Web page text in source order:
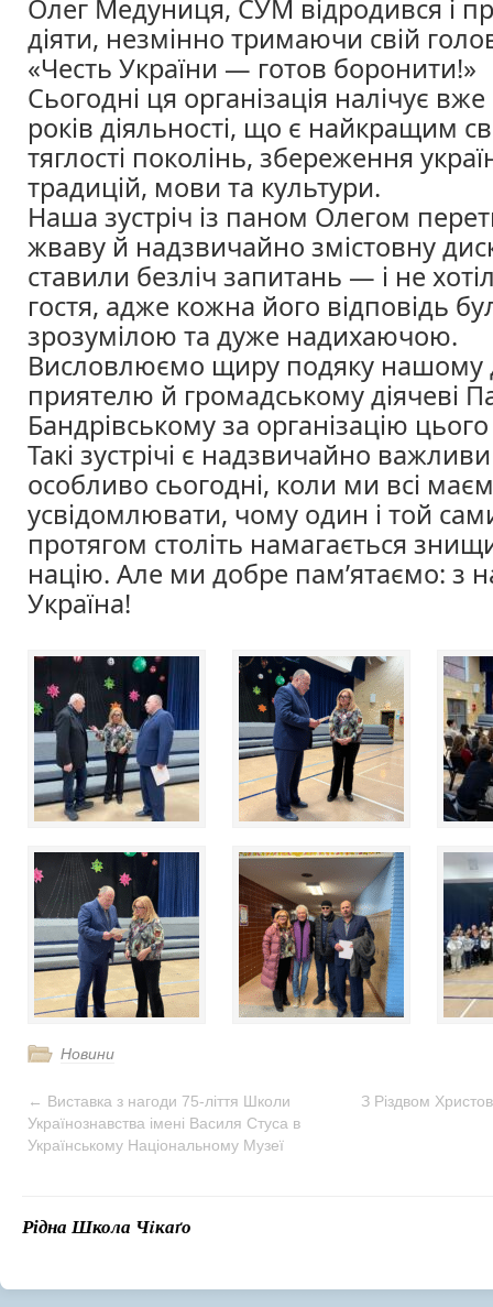
Олег Медуниця, СУМ відродився і
діяти, незмінно тримаючи свій
«Честь України — готов боронити!»
Сьогодні ця організація налічує
років діяльності, що є найкращим
тяглості поколінь, збереження
традицій, мови та культури.
Наша зустріч із паном Олегом
жваву й надзвичайно змістовну
ставили безліч запитань — і не
гостя, адже кожна його відповідь
зрозумілою та дуже надихаючою.
Висловлюємо щиру подяку нашому
приятелю й громадському діячеві
Бандрівському за організацію цього
Такі зустрічі є надзвичайно
особливо сьогодні, коли ми всі
усвідомлювати, чому один і той
протягом століть намагається
націю. Але ми добре пам’ятаємо: з
Україна!
Новини
← Виставка з нагоди 75-ліття Школи
Українознавства імені Василя Стуса в
Українському Національному Музеї
З Різдвом
Рідна Школа Чiкаґо